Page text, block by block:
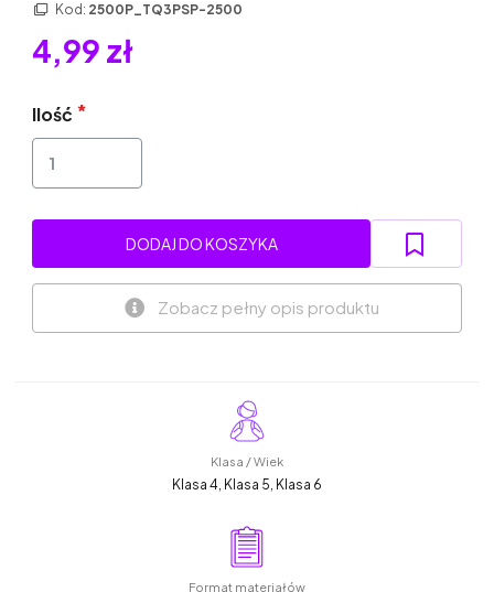
Kod: 2500P_TQ3PSP-2500
4,99 zł
Ilość
DODAJ DO KOSZYKA
Zobacz pełny opis produktu
Klasa / Wiek
Klasa 4, Klasa 5, Klasa 6
Format materiałów